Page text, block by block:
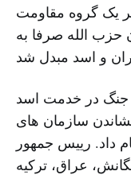
یک گروه مقاومت
الله صرفا به
جنگ در خدمت اسد
سازمان های
داد. رییس جمهور
عراق، ترکیه